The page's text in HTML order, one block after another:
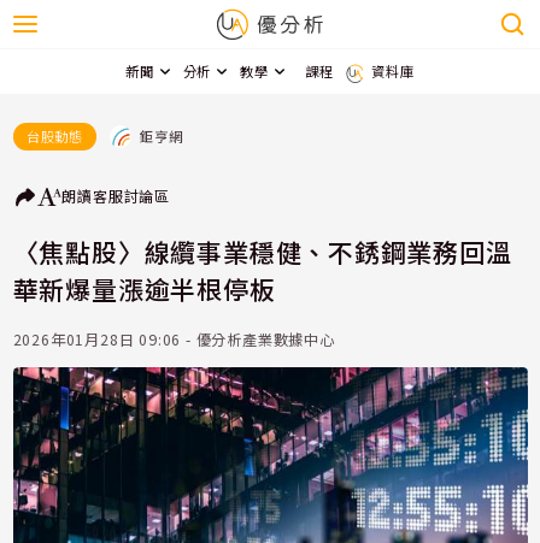
新聞 分析 教學 課程 資料庫
台股動態 鉅亨網
朗讀客服討論區
〈焦點股〉線纜事業穩健、不銹鋼業務回溫
華新爆量漲逾半根停板
2026年01月28日 09:06 - 優分析產業數據中心